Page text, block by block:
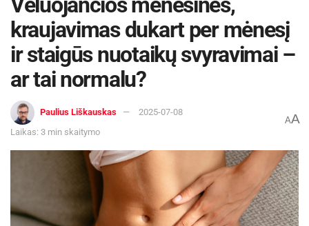
kraujavimas dukart per mėnesį
ir staigūs nuotaikų svyravimai –
ar tai normalu?
Paulius Liškauskas
2025-07-08
Laikas: 3 min skaitymo
AA